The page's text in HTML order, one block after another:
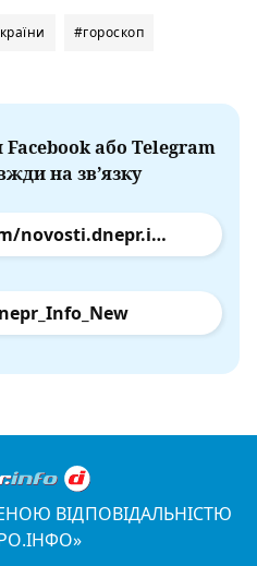
#гороскоп
або Telegram
на зв’язку
facebook.com/novosti.dnepr.info
ВІДПОВІДАЛЬНІСТЮ